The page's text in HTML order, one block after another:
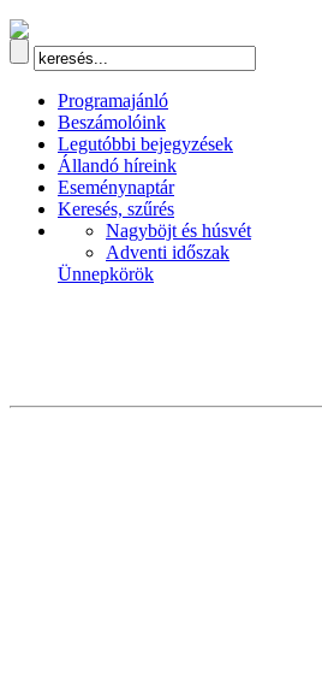
Programajánló
Beszámolóink
Legutóbbi bejegyzések
Állandó híreink
Eseménynaptár
Keresés, szűrés
Nagyböjt és húsvét
Adventi időszak
Ünnepkörök